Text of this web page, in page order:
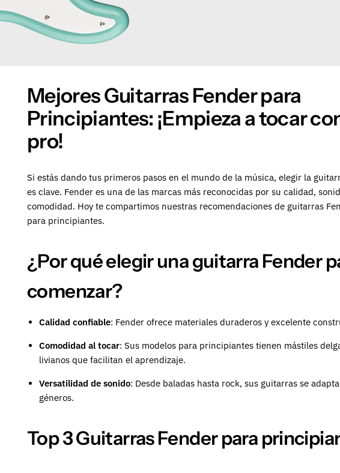
Mejores Guitarras Fender para
Principiantes: ¡Empieza a tocar
pro!
Si estás dando tus primeros pasos en el mundo de la música, elegir la
es clave. Fender es una de las marcas más reconocidas por su calidad,
comodidad. Hoy te compartimos nuestras recomendaciones de guitarras
para principiantes.
¿Por qué elegir una guitarra Fender
comenzar?
Calidad confiable: Fender ofrece materiales duraderos y excelente
Comodidad al tocar: Sus modelos para principiantes tienen mástiles
livianos que facilitan el aprendizaje.
Versatilidad de sonido: Desde baladas hasta rock, sus guitarras se
géneros.
Top 3 Guitarras Fender para